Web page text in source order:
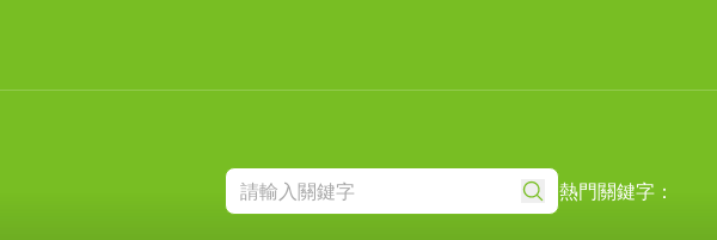
熱門關鍵字：